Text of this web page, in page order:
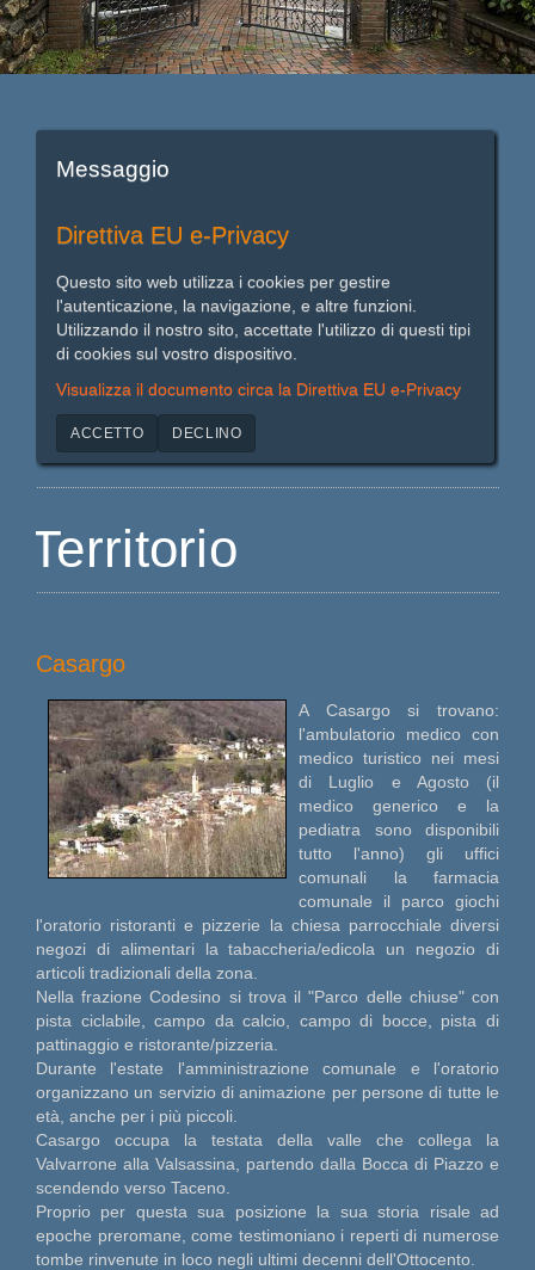
Messaggio
Direttiva EU e-Privacy
Questo sito web utilizza i cookies per gestire
l'autenticazione, la navigazione, e altre funzioni.
Utilizzando il nostro sito, accettate l'utilizzo di questi tipi
di cookies sul vostro dispositivo.
Visualizza il documento circa la Direttiva EU e-Privacy
ACCETTO DECLINO
Territorio
Casargo
A Casargo si trovano:
l'ambulatorio medico con
medico turistico nei mesi
di Luglio e Agosto (il
medico generico e la
pediatra sono disponibili
tutto l'anno) gli uffici
comunali la farmacia
comunale il parco giochi
l'oratorio ristoranti e pizzerie la chiesa parrocchiale diversi
negozi di alimentari la tabaccheria/edicola un negozio di
articoli tradizionali della zona.
Nella frazione Codesino si trova il "Parco delle chiuse" con
pista ciclabile, campo da calcio, campo di bocce, pista di
pattinaggio e ristorante/pizzeria.
Durante l'estate l'amministrazione comunale e l'oratorio
organizzano un servizio di animazione per persone di tutte le
età, anche per i più piccoli.
Casargo occupa la testata della valle che collega la
Valvarrone alla Valsassina, partendo dalla Bocca di Piazzo e
scendendo verso Taceno.
Proprio per questa sua posizione la sua storia risale ad
epoche preromane, come testimoniano i reperti di numerose
tombe rinvenute in loco negli ultimi decenni dell'Ottocento.